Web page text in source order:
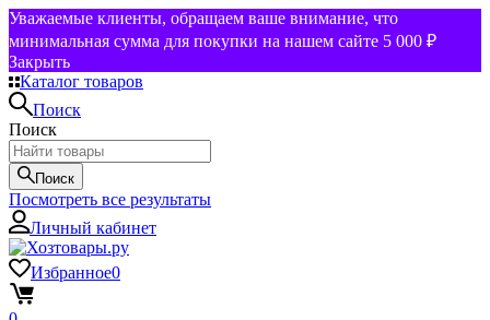
Уважаемые клиенты, обращаем ваше внимание, что
минимальная сумма для покупки на нашем сайте 5 000 ₽
Закрыть
Каталог товаров
Поиск
Поиск
Поиск
Посмотреть все результаты
Личный кабинет
Избранное0